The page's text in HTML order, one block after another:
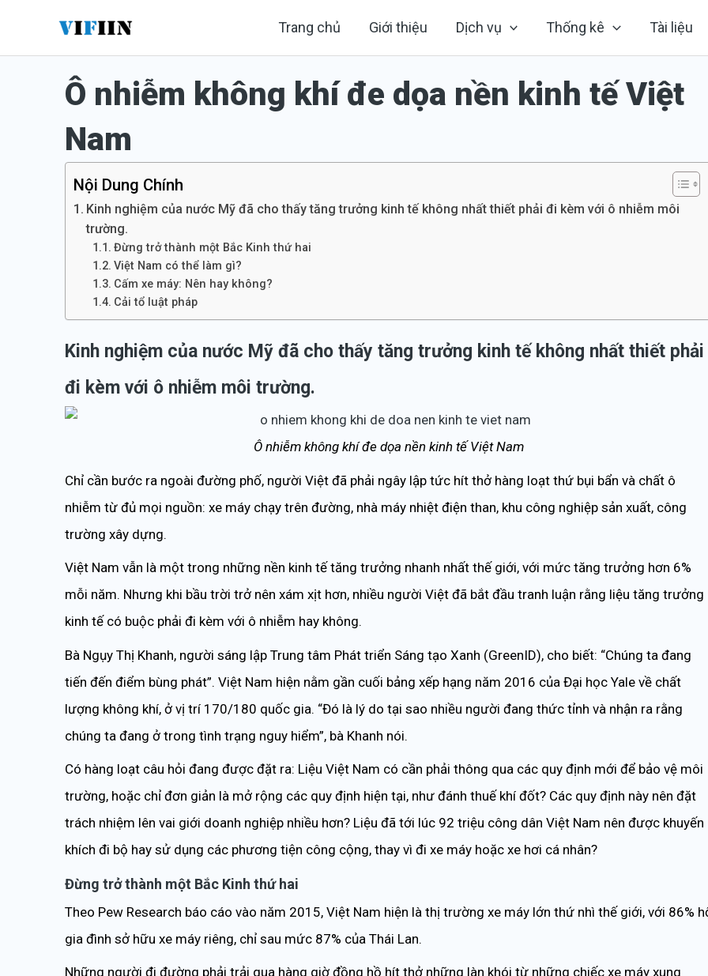
Trang chủ Giới thiệu Dịch vụ Thống kê Tài liệu
Ô nhiễm không khí đe dọa nền kinh tế Việt
Nam
Nội Dung Chính
Kinh nghiệm của nước Mỹ đã cho thấy tăng trưởng kinh tế không nhất thiết phải đi kèm với ô nhiễm môi
trường.
Đừng trở thành một Bắc Kinh thứ hai
Việt Nam có thể làm gì?
Cấm xe máy: Nên hay không?
Cải tổ luật pháp
Kinh nghiệm của nước Mỹ đã cho thấy tăng trưởng kinh tế không nhất thiết phải
đi kèm với ô nhiễm môi trường.
Ô nhiễm không khí đe dọa nền kinh tế Việt Nam
Chỉ cần bước ra ngoài đường phố, người Việt đã phải ngây lập tức hít thở hàng loạt thứ bụi bẩn và chất ô
nhiễm từ đủ mọi nguồn: xe máy chạy trên đường, nhà máy nhiệt điện than, khu công nghiệp sản xuất, công
trường xây dựng.
Việt Nam vẫn là một trong những nền kinh tế tăng trưởng nhanh nhất thế giới, với mức tăng trưởng hơn 6%
mỗi năm. Nhưng khi bầu trời trở nên xám xịt hơn, nhiều người Việt đã bắt đầu tranh luận rằng liệu tăng trưởng
kinh tế có buộc phải đi kèm với ô nhiễm hay không.
Bà Ngụy Thị Khanh, người sáng lập Trung tâm Phát triển Sáng tạo Xanh (GreenID), cho biết: “Chúng ta đang
tiến đến điểm bùng phát”. Việt Nam hiện nằm gần cuối bảng xếp hạng năm 2016 của Đại học Yale về chất
lượng không khí, ở vị trí 170/180 quốc gia. “Đó là lý do tại sao nhiều người đang thức tỉnh và nhận ra rằng
chúng ta đang ở trong tình trạng nguy hiểm”, bà Khanh nói.
Có hàng loạt câu hỏi đang được đặt ra: Liệu Việt Nam có cần phải thông qua các quy định mới để bảo vệ môi
trường, hoặc chỉ đơn giản là mở rộng các quy định hiện tại, như đánh thuế khí đốt? Các quy định này nên đặt
trách nhiệm lên vai giới doanh nghiệp nhiều hơn? Liệu đã tới lúc 92 triệu công dân Việt Nam nên được khuyến
khích đi bộ hay sử dụng các phương tiện công cộng, thay vì đi xe máy hoặc xe hơi cá nhân?
Đừng trở thành một Bắc Kinh thứ hai
Theo Pew Research báo cáo vào năm 2015, Việt Nam hiện là thị trường xe máy lớn thứ nhì thế giới, với 86%
gia đình sở hữu xe máy riêng, chỉ sau mức 87% của Thái Lan.
Những người đi đường phải trải qua hàng giờ đồng hồ hít thở những làn khói từ những chiếc xe máy xung